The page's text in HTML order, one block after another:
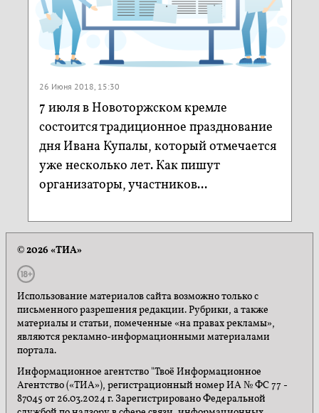
26 Июня 2018, 15:30
7 июля в Новоторжском кремле
состоится традиционное празднование
дня Ивана Купалы, который отмечается
уже несколько лет. Как пишут
организаторы, участников...
© 2026 «ТИА»
Использование материалов сайта возможно только с
письменного разрешения редакции. Рубрики, а также
материалы и статьи, помеченные «на правах рекламы»,
являются рекламно-информационными материалами
портала.
Информационное агентство "Твоё Информационное
Агентство («ТИА»), регистрационный номер ИА № ФС 77 -
87045 от 26.03.2024 г. Зарегистрировано Федеральной